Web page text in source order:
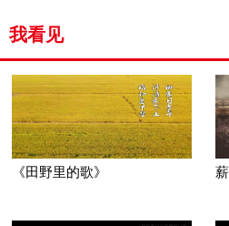
我看见
《田野里的歌》